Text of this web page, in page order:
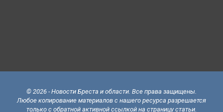
© 2026 - Новости Бреста и области. Все права защищены.
Любое копирование материалов с нашего ресурса разрешается
только с обратной активной ссылкой на страницу статьи.